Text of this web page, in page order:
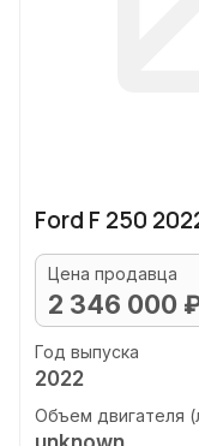
Ford F 250
Цена продавца
2 346 000
Год выпуска
2022
Объем двигателя